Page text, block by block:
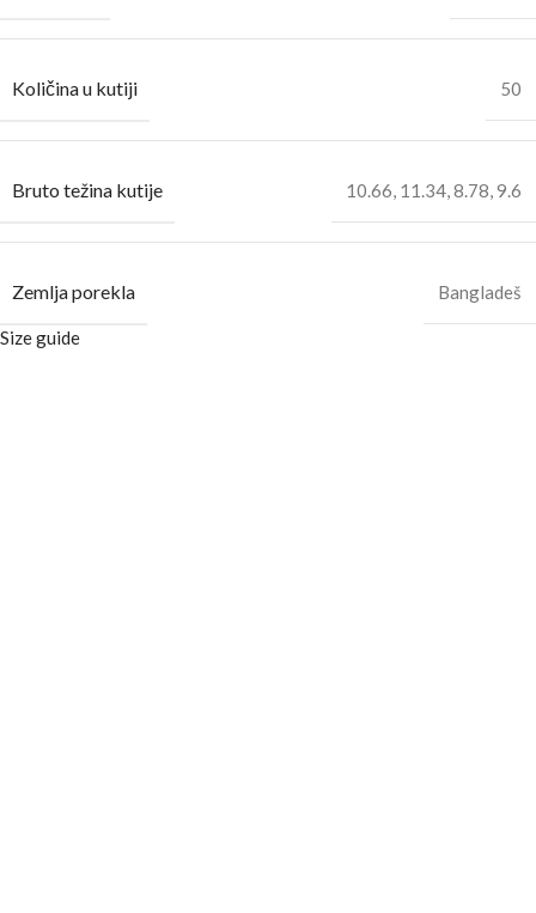
Količina u kutiji 50
Bruto težina kutije 10.66, 11.34,8.78,9.6
Zemlja porekla Bangladeš
Size guide